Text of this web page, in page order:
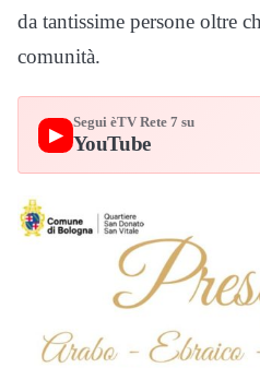
da tantissime persone oltre
comunità.
▶
Segui èTV Rete 7 su
YouTube